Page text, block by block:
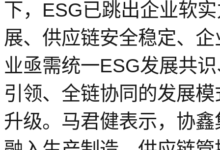
下，ESG已跳出企业软
展、供应链安全稳定、
业亟需统一ESG发展共
引领、全链协同的发展
升级。马君健表示，协